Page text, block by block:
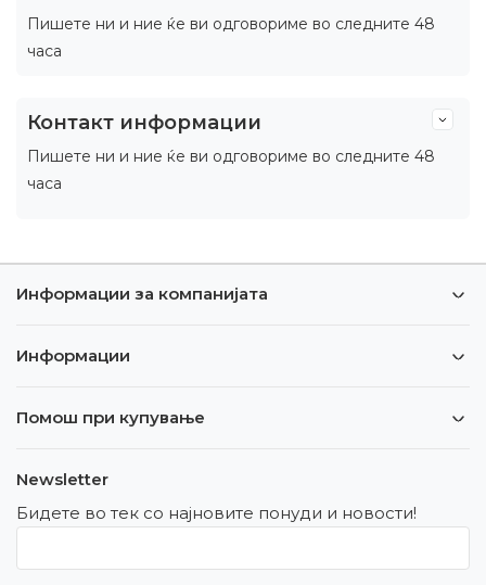
Пишете ни и ние ќе ви одговориме во следните 48
часа
Контакт информации
Пишете ни и ние ќе ви одговориме во следните 48
часа
Информации за компанијата
Информации
Помош при купување
Newsletter
Бидете во тек со најновите понуди и новости!